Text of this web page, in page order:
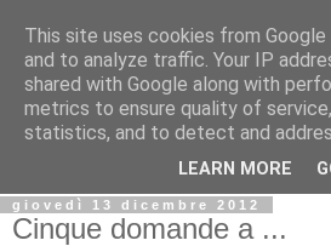
Biblio@rti in
Il Blog della Biblioteca di Area delle
informazioni iniziative incontri
giovedì 13 dicembre 2012
Cinque domande a ...
This site uses cookies from
and to analyze traffic. Your IP
shared with Google along with
metrics to ensure quality of
statistics, and to detect and
LEARN MORE